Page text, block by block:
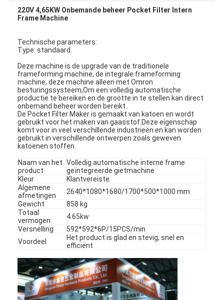
220V 4,65KW Onbemande beheer Pocket Filter Intern
Frame Machine
Technische parameters:
Type: standaard.
Deze machine is de upgrade van de traditionele
frameforming machine, de integrale frameforming
machine, deze machine alleen met Omron
besturingssysteem,Om een volledig automatische
productie te bereiken en de grootte in te stellen kan direct
onbemand beheer worden bereikt..
De Pocket Filter Maker is gemaakt van katoen en wordt
gebruikt voor het maken van gaasstof.Deze eigenschap
komt voor in veel verschillende industrieën en kan worden
gebruikt in verschillende ontwerpen zoals geweven
katoenen stoffen.
Naam van het
product
Volledig automatische interne frame
geïntegreerde gietmachine
Kleur
Klantvereiste
Algemene
afmetingen
2640*1080*1680/1700*500*1000 mm
Gewicht
858 kg
Totaal
vermogen
4.65kw
Versnelling
592*592*6P/15PCS/min
Voordeel
Het product is glad en stevig, snel en
efficiënt